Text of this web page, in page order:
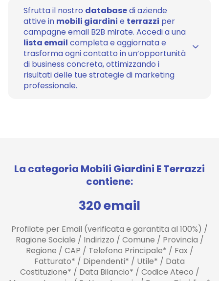
Sfrutta il nostro databasedi aziende
attive in mobili giardini e terrazzi per
campagne email B2B mirate. Accedi a una
lista email completa e aggiornata e
trasforma ogni contatto in un’opportunità
di business concreta, ottimizzando i
risultati delle tue strategie di marketing
professionale.
La categoria Mobili Giardini E Terrazzi
contiene:
320 email
Profilate per Email (verificata e garantita al 100%) /
Ragione Sociale / Indirizzo / Comune / Provincia /
Regione / CAP / Telefono Principale* / Fax /
Fatturato* / Dipendenti* / Utile* / Data
Costituzione* / Data Bilancio* / Codice Ateco /